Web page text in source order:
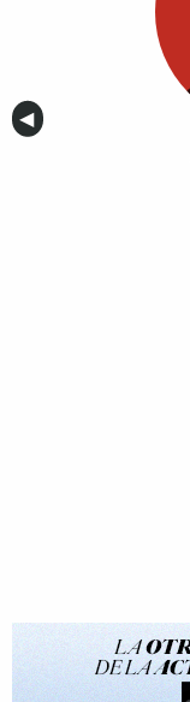
Anterior
◀︎